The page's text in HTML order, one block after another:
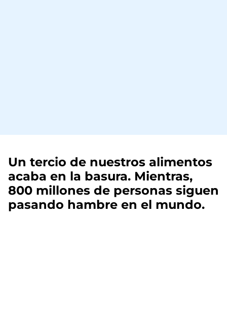
Un tercio de nuestros alimentos
acaba en la basura. Mientras,
800 millones de personas siguen
pasando hambre en el mundo.